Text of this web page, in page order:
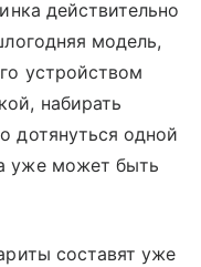
действительно
модель,
устройством
набирать
дотянуться одной
уже может быть
составят уже